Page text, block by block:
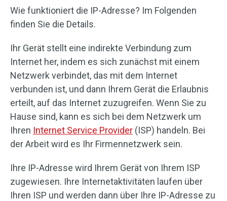
Wie funktioniert die IP-Adresse? Im Folgenden
finden Sie die Details.
Ihr Gerät stellt eine indirekte Verbindung zum
Internet her, indem es sich zunächst mit einem
Netzwerk verbindet, das mit dem Internet
verbunden ist, und dann Ihrem Gerät die Erlaubnis
erteilt, auf das Internet zuzugreifen. Wenn Sie zu
Hause sind, kann es sich bei dem Netzwerk um
Ihren Internet Service Provider (ISP) handeln. Bei
der Arbeit wird es Ihr Firmennetzwerk sein.
Ihre IP-Adresse wird Ihrem Gerät von Ihrem ISP
zugewiesen. Ihre Internetaktivitäten laufen über
Ihren ISP und werden dann über Ihre IP-Adresse zu